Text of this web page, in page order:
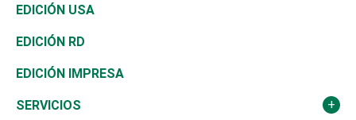
Reportajes
África
Ocenanía
Caribe
Resto del mundo
Vivienda
Telecom.
Global y variable
Economía personal
Buena Vida
Sociales
Novedades
Podcast Arte Libre
Ciclismo
Tenis
Olimpismo
Más deportes
En Directo
El Espía
Noticiero Poteleche
Columnistas
Tecnología
Historia
Martes de tecnología
Cambio climático
Economía
Revista
Deportes
Opinión
EDICIÓN USA
EDICIÓN RD
EDICIÓN IMPRESA
SERVICIOS